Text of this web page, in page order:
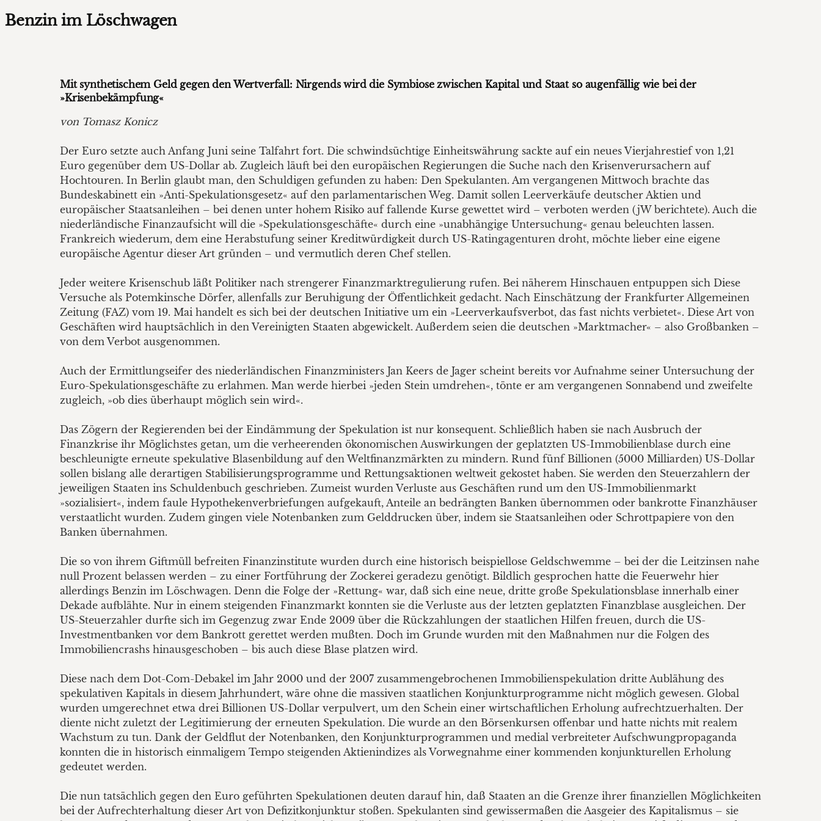
Benzin im Löschwagen
Mit synthetischem Geld gegen den Wertverfall: Nirgends wird die Symbiose zwischen Kapital und Staat so augenfällig wie bei der
»Krisenbekämpfung«
von Tomasz Konicz
Der Euro setzte auch Anfang Juni seine Talfahrt fort. Die schwindsüchtige Einheitswährung sackte auf ein neues Vierjahrestief von 1,21
Euro gegenüber dem US-Dollar ab. Zugleich läuft bei den europäischen Regierungen die Suche nach den Krisenverursachern auf
Hochtouren. In Berlin glaubt man, den Schuldigen gefunden zu haben: Den Spekulanten. Am vergangenen Mittwoch brachte das
Bundeskabinett ein »Anti-Spekulationsgesetz« auf den parlamentarischen Weg. Damit sollen Leerverkäufe deutscher Aktien und
europäischer Staatsanleihen – bei denen unter hohem Risiko auf fallende Kurse gewettet wird – verboten werden (jW berichtete). Auch die
niederländische Finanzaufsicht will die »Spekulationsgeschäfte« durch eine »unabhängige Untersuchung« genau beleuchten lassen.
Frankreich wiederum, dem eine Herabstufung seiner Kreditwürdigkeit durch US-Ratingagenturen droht, möchte lieber eine eigene
europäische Agentur dieser Art gründen – und vermutlich deren Chef stellen.
Jeder weitere Krisenschub läßt Politiker nach strengerer Finanzmarktregulierung rufen. Bei näherem Hinschauen entpuppen sich Diese
Versuche als Potemkinsche Dörfer, allenfalls zur Beruhigung der Öffentlichkeit gedacht. Nach Einschätzung der Frankfurter Allgemeinen
Zeitung (FAZ) vom 19. Mai handelt es sich bei der deutschen Initiative um ein »Leerverkaufsverbot, das fast nichts verbietet«. Diese Art von
Geschäften wird hauptsächlich in den Vereinigten Staaten abgewickelt. Außerdem seien die deutschen »Marktmacher« – also Großbanken –
von dem Verbot ausgenommen.
Auch der Ermittlungseifer des niederländischen Finanzministers Jan Keers de Jager scheint bereits vor Aufnahme seiner Untersuchung der
Euro-Spekulationsgeschäfte zu erlahmen. Man werde hierbei »jeden Stein umdrehen«, tönte er am vergangenen Sonnabend und zweifelte
zugleich, »ob dies überhaupt möglich sein wird«.
Das Zögern der Regierenden bei der Eindämmung der Spekulation ist nur konsequent. Schließlich haben sie nach Ausbruch der
Finanzkrise ihr Möglichstes getan, um die verheerenden ökonomischen Auswirkungen der geplatzten US-Immobilienblase durch eine
beschleunigte erneute spekulative Blasenbildung auf den Weltfinanzmärkten zu mindern. Rund fünf Billionen (5000 Milliarden) US-Dollar
sollen bislang alle derartigen Stabilisierungsprogramme und Rettungsaktionen weltweit gekostet haben. Sie werden den Steuerzahlern der
jeweiligen Staaten ins Schuldenbuch geschrieben. Zumeist wurden Verluste aus Geschäften rund um den US-Immobilienmarkt
»sozialisiert«, indem faule Hypothekenverbriefungen aufgekauft, Anteile an bedrängten Banken übernommen oder bankrotte Finanzhäuser
verstaatlicht wurden. Zudem gingen viele Notenbanken zum Gelddrucken über, indem sie Staatsanleihen oder Schrottpapiere von den
Banken übernahmen.
Die so von ihrem Giftmüll befreiten Finanzinstitute wurden durch eine historisch beispiellose Geldschwemme – bei der die Leitzinsen nahe
null Prozent belassen werden – zu einer Fortführung der Zockerei geradezu genötigt. Bildlich gesprochen hatte die Feuerwehr hier
allerdings Benzin im Löschwagen. Denn die Folge der »Rettung« war, daß sich eine neue, dritte große Spekulationsblase innerhalb einer
Dekade aufblähte. Nur in einem steigenden Finanzmarkt konnten sie die Verluste aus der letzten geplatzten Finanzblase ausgleichen. Der
US-Steuerzahler durfte sich im Gegenzug zwar Ende 2009 über die Rückzahlungen der staatlichen Hilfen freuen, durch die US-
Investmentbanken vor dem Bankrott gerettet werden mußten. Doch im Grunde wurden mit den Maßnahmen nur die Folgen des
Immobiliencrashs hinausgeschoben – bis auch diese Blase platzen wird.
Diese nach dem Dot-Com-Debakel im Jahr 2000 und der 2007 zusammengebrochenen Immobilienspekulation dritte Aublähung des
spekulativen Kapitals in diesem Jahrhundert, wäre ohne die massiven staatlichen Konjunkturprogramme nicht möglich gewesen. Global
wurden umgerechnet etwa drei Billionen US-Dollar verpulvert, um den Schein einer wirtschaftlichen Erholung aufrechtzuerhalten. Der
diente nicht zuletzt der Legitimierung der erneuten Spekulation. Die wurde an den Börsenkursen offenbar und hatte nichts mit realem
Wachstum zu tun. Dank der Geldflut der Notenbanken, den Konjunkturprogrammen und medial verbreiteter Aufschwungpropaganda
konnten die in historisch einmaligem Tempo steigenden Aktienindizes als Vorwegnahme einer kommenden konjunkturellen Erholung
gedeutet werden.
Die nun tatsächlich gegen den Euro geführten Spekulationen deuten darauf hin, daß Staaten an die Grenze ihrer finanziellen Möglichkeiten
bei der Aufrechterhaltung dieser Art von Defizitkonjunktur stoßen. Spekulanten sind gewissermaßen die Aasgeier des Kapitalismus – sie